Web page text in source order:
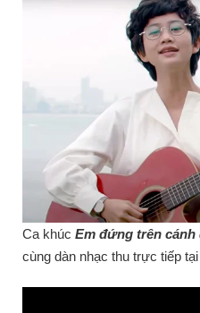
Ca khúc Em đứng trên cánh
cùng dàn nhạc thu trực tiếp